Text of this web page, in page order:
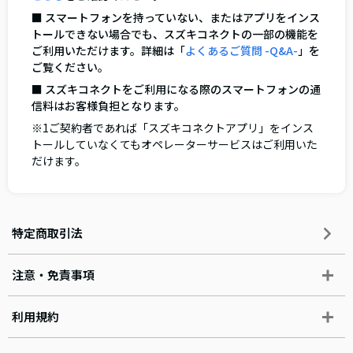
■ スマートフォンを持っていない、またはアプリをインス
トールできない場合でも、スズキコネクトの一部の機能を
ご利用いただけます。詳細は「よくあるご質問 -Q&A-」を
ご覧ください。
■ スズキコネクトをご利用になる際のスマートフォンの通
信料はお客様負担となります。
※1ご契約者であれば「スズキコネクトアプリ」をインス
トールしていなくてもオペレーターサービスはご利用いた
だけます。
特定商取引法
注意・免責事項
利用規約